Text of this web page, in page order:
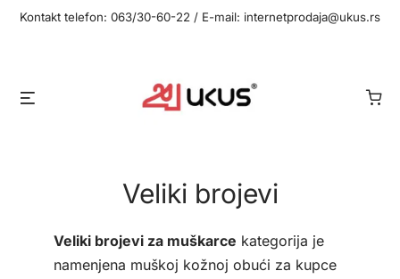
Kontakt telefon: 063/30-60-22 / E-mail: internetprodaja@ukus.rs
Veliki brojevi
Veliki brojevi za muškarce kategorija je
namenjena muškoj kožnoj obući za kupce